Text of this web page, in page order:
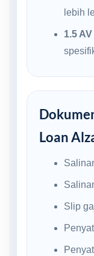
lebih
1.5 AV
Loan
Slip